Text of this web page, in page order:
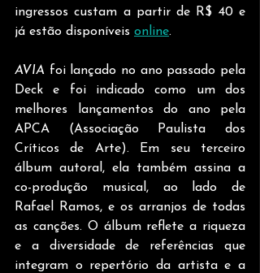
ingressos custam a partir de R$ 40 e
já estão disponíveis online.
AVIA foi lançado no ano passado pela
Deck e foi indicado como um dos
melhores lançamentos do ano pela
APCA (Associação Paulista dos
Críticos de Arte). Em seu terceiro
álbum autoral, ela também assina a
co-produção musical, ao lado de
Rafael Ramos, e os arranjos de todas
as canções. O álbum reflete a riqueza
e a diversidade de referências que
integram o repertório da artista e a